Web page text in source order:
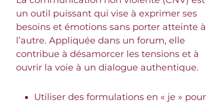
un outil puissant qui vise à exprimer ses
besoins et émotions sans porter atteinte à
l’autre. Appliquée dans un forum, elle
contribue à désamorcer les tensions et à
ouvrir la voie à un dialogue authentique.
Utiliser des formulations en « je » pour